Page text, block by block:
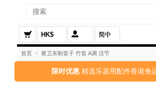
HK$
首页 » 黄卫东制笛子 竹笛 A调 活节
限时优惠 精选乐器用配件香港免